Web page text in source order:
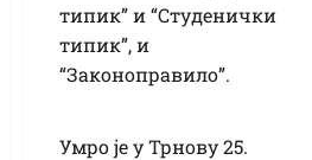
типик” и “Студенички
типик”, и
“Законоправило”.
Умро је у Трнову 25.